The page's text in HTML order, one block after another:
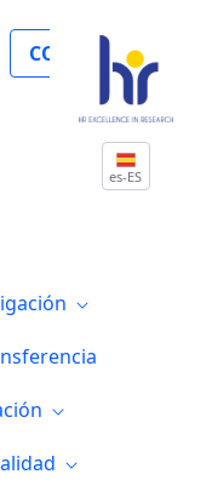
COLABORA
es-ES